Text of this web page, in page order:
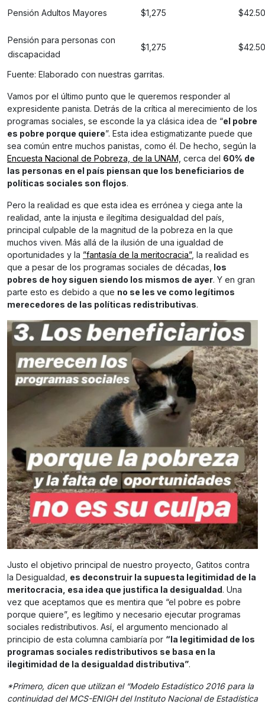
Pensión Adultos Mayores $1,275 $42.50
Pensión para personas con
discapacidad
$1,275 $42.50
Fuente: Elaborado con nuestras garritas.
Vamos por el último punto que le queremos responder al
expresidente panista. Detrás de la crítica al merecimiento de los
programas sociales, se esconde la ya clásica idea de “el pobre
es pobre porque quiere”. Esta idea estigmatizante puede que
sea común entre muchos panistas, como él. De hecho, según la
Encuesta Nacional de Pobreza, de la UNAM, cerca del 60% de
las personas en el país piensan que los beneficiarios de
políticas sociales son flojos.
Pero la realidad es que esta idea es errónea y ciega ante la
realidad, ante la injusta e ilegítima desigualdad del país,
principal culpable de la magnitud de la pobreza en la que
muchos viven. Más allá de la ilusión de una igualdad de
oportunidades y la ”fantasía de la meritocracia”, la realidad es
que a pesar de los programas sociales de décadas, los
pobres de hoy siguen siendo los mismos de ayer. Y en gran
parte esto es debido a que no se les ve como legítimos
merecedores de las políticas redistributivas.
Justo el objetivo principal de nuestro proyecto, Gatitos contra
la Desigualdad, es deconstruir la supuesta legitimidad de la
meritocracia, esa idea que justifica la desigualdad. Una
vez que aceptamos que es mentira que “el pobre es pobre
porque quiere”, es legítimo y necesario ejecutar programas
sociales redistributivos. Así, el argumento mencionado al
principio de esta columna cambiaría por “la legitimidad de los
programas sociales redistributivos se basa en la
ilegitimidad de la desigualdad distributiva”.
*Primero, dicen que utilizan el “Modelo Estadístico 2016 para la
continuidad del MCS-ENIGH del Instituto Nacional de Estadística